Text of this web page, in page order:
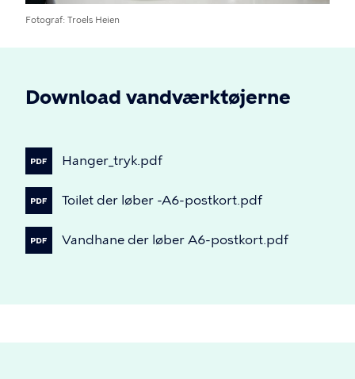
Fotograf Troels Heien
Download vandværktøjerne
Hanger_tryk.pdf
Toilet der løber -A6-postkort.pdf
Vandhane der løber A6-postkort.pdf